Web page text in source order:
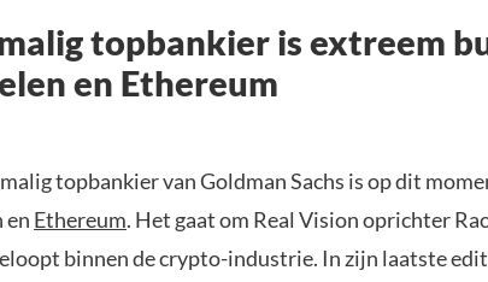
topbankier is extreem
en Ethereum
topbankier van Goldman Sachs is op dit
en Ethereum. Het gaat om Real Vision oprichter
binnen de crypto-industrie. In zijn laatste